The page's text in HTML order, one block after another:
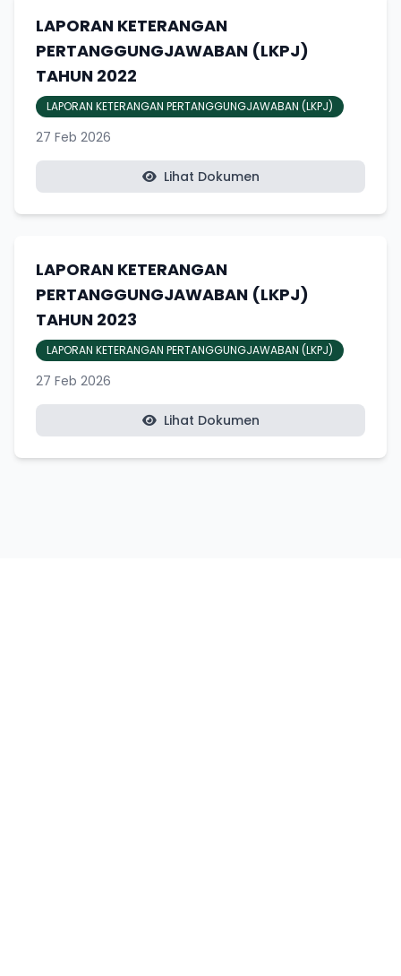
LAPORAN KETERANGAN
PERTANGGUNGJAWABAN (LKPJ)
TAHUN 2022
LAPORAN KETERANGAN PERTANGGUNGJAWABAN (LKPJ)
27 Feb 2026
Lihat Dokumen
LAPORAN KETERANGAN
PERTANGGUNGJAWABAN (LKPJ)
TAHUN 2023
LAPORAN KETERANGAN PERTANGGUNGJAWABAN (LKPJ)
27 Feb 2026
Lihat Dokumen